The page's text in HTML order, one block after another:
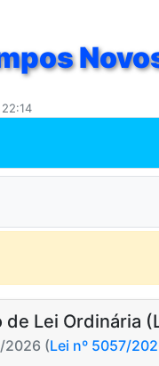
de Lei Ordinária
2026 (Lei nº 5057/